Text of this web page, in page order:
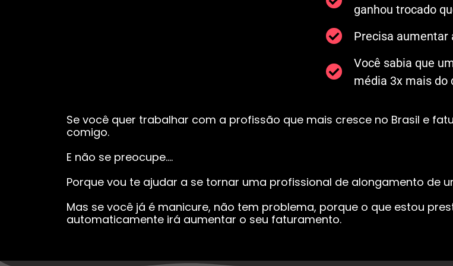
ganhou trocado
Precisa aumentar
Você sabia que
média 3x mais do
Se você quer trabalhar com a profissão que mais cresce no Brasil e
comigo.
E não se preocupe….
Porque vou te ajudar a se tornar uma profissional de alongamento de
Mas se você já é manicure, não tem problema, porque o que estou
automaticamente irá aumentar o seu faturamento.